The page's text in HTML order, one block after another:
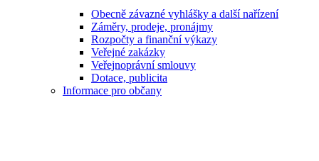
Obecně závazné vyhlášky a další nařízení
Záměry, prodeje, pronájmy
Rozpočty a finanční výkazy
Veřejné zakázky
Veřejnoprávní smlouvy
Dotace, publicita
Informace pro občany